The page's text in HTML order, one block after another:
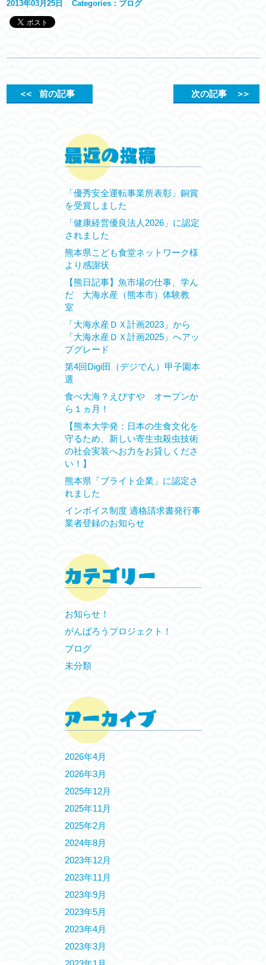
2013年03月25日 Categories： ブログ
＜＜前の記事 次の記事 ＞＞
「優秀安全運転事業所表彰」銅賞
を受賞しました
「健康経営優良法人2026」に認定
されました
熊本県こども食堂ネットワーク様
より感謝状
【熊日記事】魚市場の仕事、学ん
だ 大海水産（熊本市）体験教
室
「大海水産ＤＸ計画2023」から
「大海水産ＤＸ計画2025」へアッ
プグレード
第4回Digi田（デジでん）甲子園本
選
食べ大海？えびすや オープンか
ら１ヵ月！
【熊本大学発：日本の生食文化を
守るため、新しい寄生虫殺虫技術
の社会実装へお力をお貸しくださ
い！】
熊本県「ブライト企業」に認定さ
れました
インボイス制度 適格請求書発行事
業者登録のお知らせ
お知らせ！
がんばろうプロジェクト！
ブログ
未分類
2026年4月
2026年3月
2025年12月
2025年11月
2025年2月
2024年8月
2023年12月
2023年11月
2023年9月
2023年5月
2023年4月
2023年3月